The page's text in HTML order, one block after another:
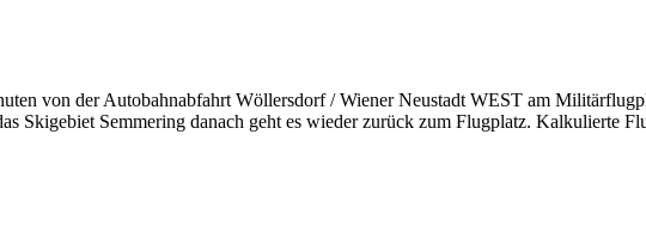
von der Autobahnabfahrt Wöllersdorf / Wiener Neustadt WEST am
Skigebiet Semmering danach geht es wieder zurück zum Flugplatz. Kalkulierte